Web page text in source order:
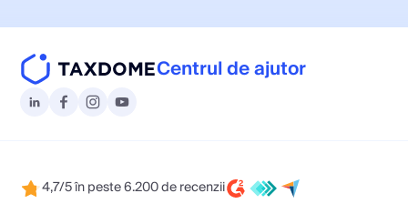
Centrul de ajutor
4,7/5 în peste 6.200 de recenzii